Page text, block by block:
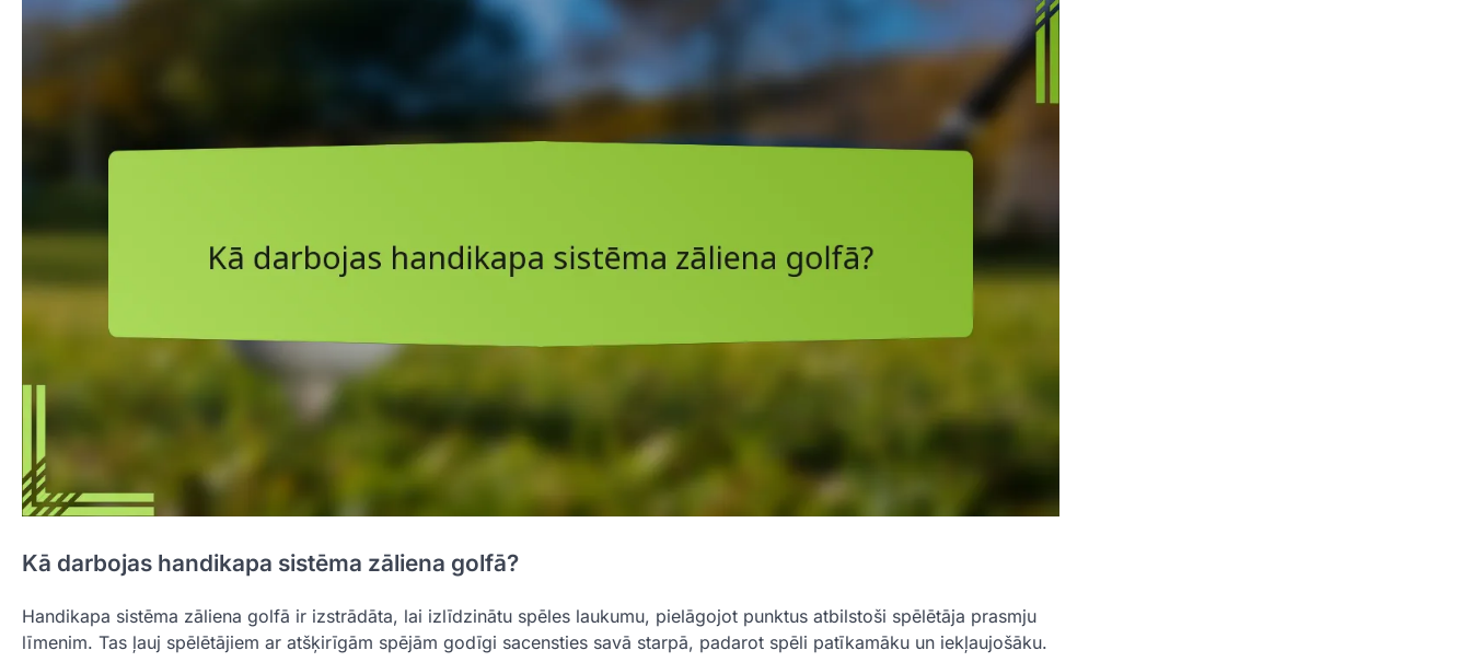
Kā darbojas handikapa sistēma zāliena golfā?
Handikapa sistēma zāliena golfā ir izstrādāta, lai izlīdzinātu spēles laukumu, pielāgojot punktus atbilstoši spēlētāja prasmju
līmenim. Tas ļauj spēlētājiem ar atšķirīgām spējām godīgi sacensties savā starpā, padarot spēli patīkamāku un iekļaujošāku.